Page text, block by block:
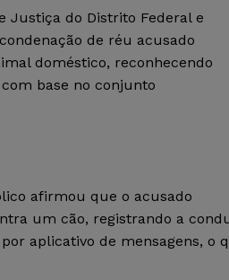
Justiça do Distrito Federal e
de réu acusado
doméstico, reconhecendo
base no conjunto
afirmou que o acusado
um cão, registrando a
aplicativo de mensagens, o